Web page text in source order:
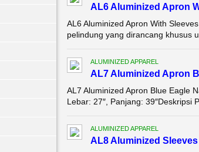
AL6 Aluminized Apron
AL6 Aluminized Apron With
pelindung yang dirancang khusus
ALUMINIZED APPAREL
AL7 Aluminized Apron
AL7 Aluminized Apron Blue Eagle
Lebar: 27″, Panjang: 39″Deskripsi
ALUMINIZED APPAREL
AL8 Aluminized